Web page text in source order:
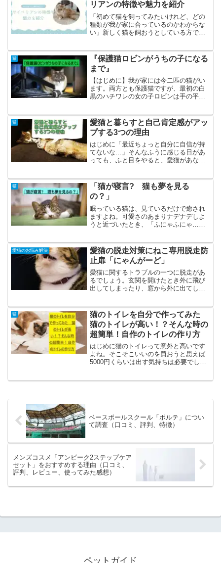
リアンの特徴や魅力を紹介
「初めて猫を飼ってみたいけれど、どの
種類が我が家に合っているのかわからな
い」新しく猫を飼おうとしている方で、
キング上位にいることの多い猫種「サイ
ベリアン」の特徴や魅力を...
猫
『保護猫ロビンがうちの子になる
まで』
【はじめに】我が家には今二匹の猫がい
ます。両方とも保護猫ですが、最初の白
黒のハチワレの女の子ロビンは手の平サ
膝でぐっすり寝ています。【第一章】
『子猫を保護』子供達が習い...
猫
愛猫と暮らすと自己肯定感がアッ
プする3つの理由
はじめに「最近ちょっと自分に自信が持
てないな…」そんなふうに感じる日があ
っても、ふと目をやると、愛猫があなた
は、猫と暮らすことは“心の安定”や“自己
肯定感の向上”につなが...
猫
「猫が寝言? 猫も夢を見る
の？」
眠っている猫は、見ているだけで癒され
ますよね。可愛さのあまりナデナデしよ
うと近づいたとき、「ふにゃふにゃ…」
の鳴き声はまるで人間の寝言のようです
が、そんなとき猫は夢を見...
愛猫のお悩み解決
愛猫の脱走対策にねこ専用脱走防
止扉「にゃんがーど」
愛猫に関するトラブルの一つに脱走があ
るでしょう。玄関を開けたとき外に飛び
出してしまったり、窓から外に出てしま
ということもあると思います。そんな悩
みを持つ愛猫家のあなたに...
猫
猫のトイレを自分で作ってみた
猫のトイレが高い！？そんな時の
超簡単！自作のトイレの作り方
はじめに猫のトイレって意外と高いです
よね。そこそこいいのを買おうと思えば
5000円くらいは出す気持ちは必要でしょ
ベースボールスクール「ポルテ」につい
て調査（口コミ、評判、特徴）
メンズコスメ「アンビーク2ステップケア
セット」をおすすめする理由（口コミ、
評判、レビュー、使ってみた感想）
ペットガイド